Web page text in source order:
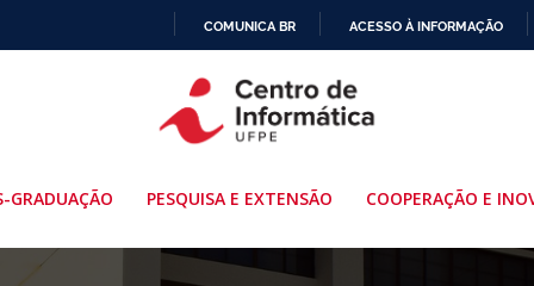
PARA
O
COMUNICA BR ACESSO À INFORMAÇÃO
GRADUAÇÃO PESQUISA E EXTENSÃO COOPERAÇÃO E